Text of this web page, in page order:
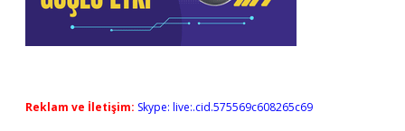
Reklam ve İletişim: Skype: live:.cid.575569c608265c69